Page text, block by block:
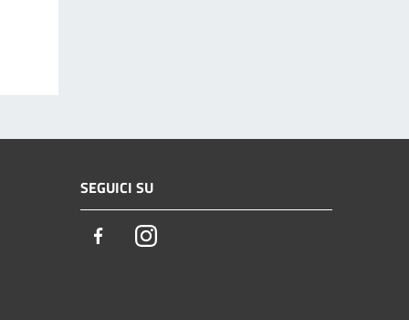
SEGUICI SU
FacebookInstagram